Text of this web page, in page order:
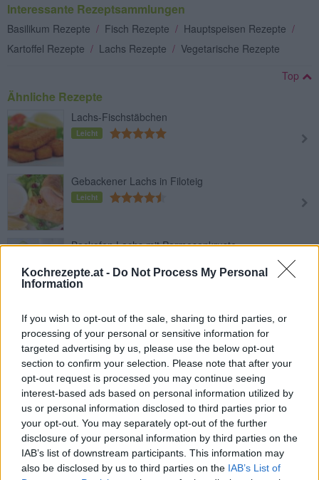
Kochrezepte.at - Do Not Process My Personal
Information
If you wish to opt-out of the sale, sharing to third parties, or
processing of your personal or sensitive information for
targeted advertising by us, please use the below opt-out
section to confirm your selection. Please note that after your
opt-out request is processed you may continue seeing
interest-based ads based on personal information utilized by
us or personal information disclosed to third parties prior to
your opt-out. You may separately opt-out of the further
disclosure of your personal information by third parties on the
IAB’s list of downstream participants. This information may
also be disclosed by us to third parties on the IAB’s List of
Interessante Rezeptsammlungen
Basilikum Rezepte / Fisch Rezepte / Hauptspeisen Rezepte /
Kartoffel Rezepte / Lachs Rezepte / Vegetarische Rezepte
Top
Ähnliche Rezepte
Lachs-Fischstäbchen
Leicht
Gebackener Lachs in Filoteig
Leicht
Backofen Lachs mit Parmesankruste
Leicht
Lachsfilet mit Krensauce
Leicht
Teriyaki-Lachs
Leicht